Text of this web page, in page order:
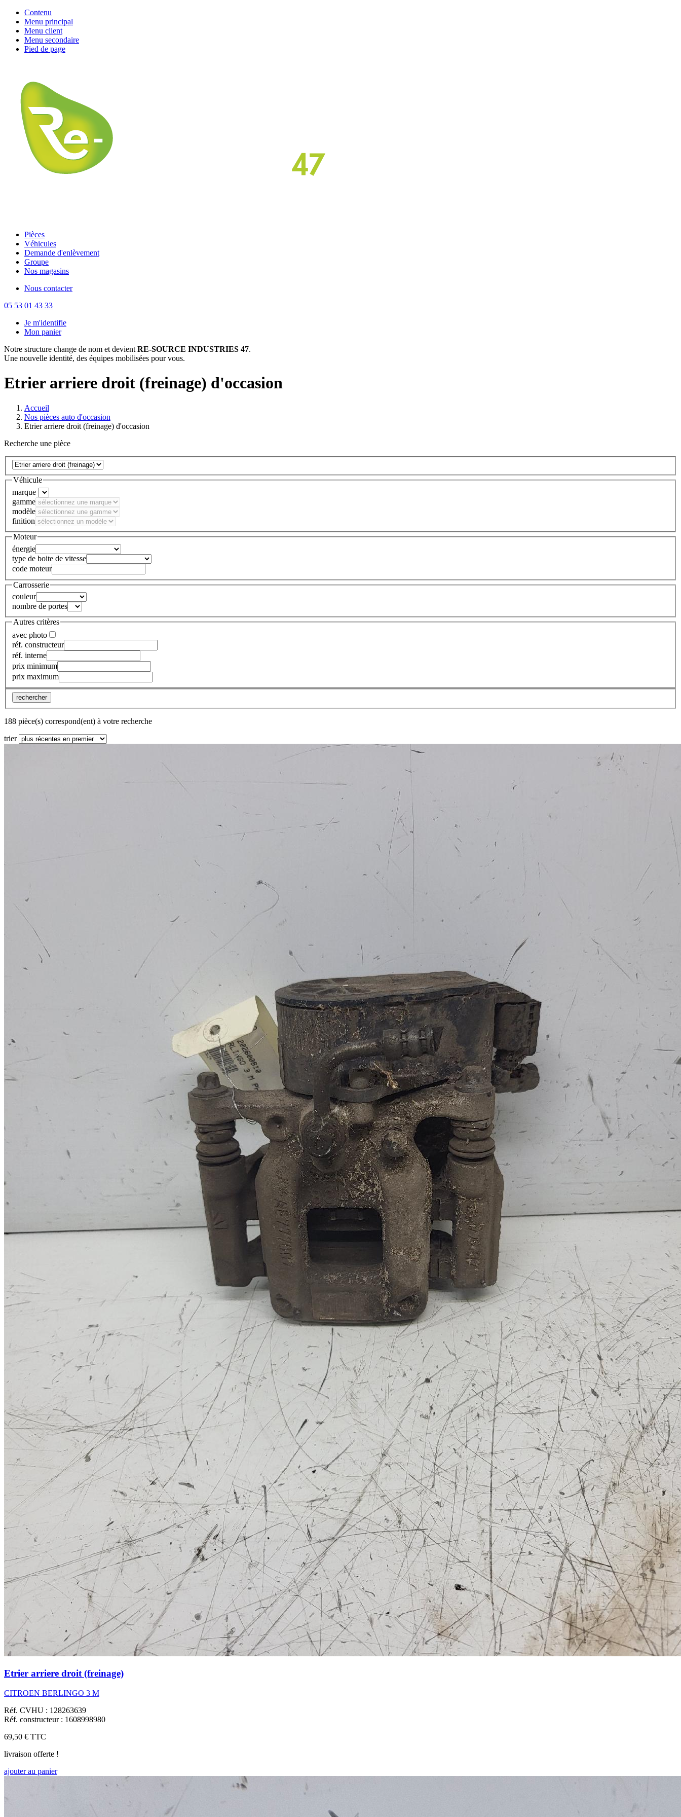
Contenu
Menu principal
Menu client
Menu secondaire
Pied de page
Pièces
Véhicules
Demande d'enlèvement
Groupe
Nos magasins
Nous contacter
05 53 01 43 33
Je m'identifie
Mon panier
Notre structure change de nom et devient RE-SOURCE INDUSTRIES 47.
Une nouvelle identité, des équipes mobilisées pour vous.
Etrier arriere droit (freinage) d'occasion
Accueil
Nos pièces auto d'occasion
Etrier arriere droit (freinage) d'occasion
Recherche une pièce
Véhicule
marque
gamme
modèle
finition
Moteur
énergie
type de boite de vitesse
code moteur
Carrosserie
couleur
nombre de portes
Autres critères
avec photo
réf. constructeur
réf. interne
prix minimum
prix maximum
rechercher
188 pièce(s) correspond(ent) à votre recherche
trier
Etrier arriere droit (freinage)
CITROEN BERLINGO 3 M
Réf. CVHU : 128263639
Réf. constructeur : 1608998980
69,50 € TTC
livraison offerte !
ajouter au panier